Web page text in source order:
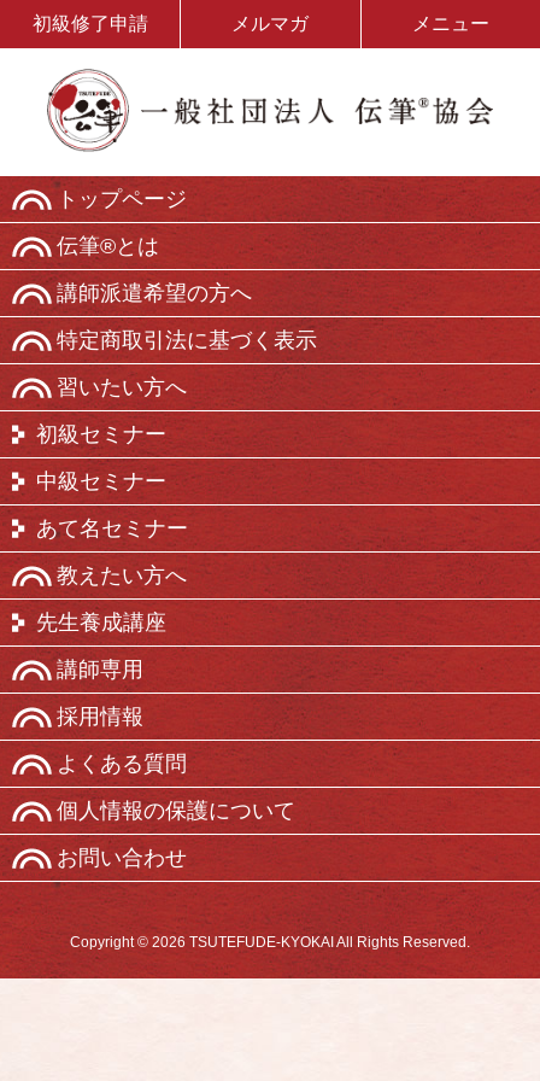
初級修了申請 メルマガ メニュー
トップページ
伝筆®とは
講師派遣希望の方へ
特定商取引法に基づく表示
習いたい方へ
初級セミナー
中級セミナー
あて名セミナー
教えたい方へ
先生養成講座
講師専用
採用情報
よくある質問
個人情報の保護について
お問い合わせ
Copyright © 2026 TSUTEFUDE-KYOKAI All Rights Reserved.